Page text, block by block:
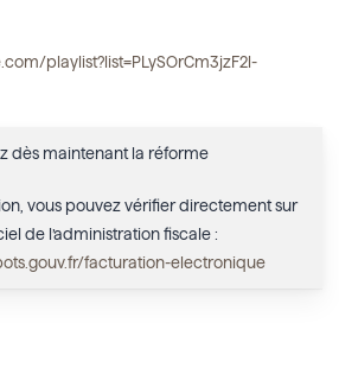
playlist?list=PLySOrCm3jzF2l-
dès maintenant la réforme
vous pouvez vérifier directement sur
de l’administration fiscale :
facturation-electronique